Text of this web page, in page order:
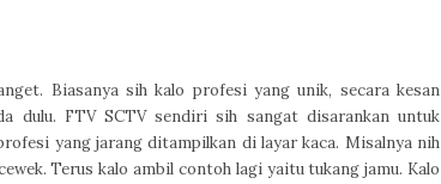
Biasanya sih kalo profesi yang unik, secara kesan
dulu. FTV SCTV sendiri sih sangat disarankan untuk
yang jarang ditampilkan di layar kaca. Misalnya nih
Terus kalo ambil contoh lagi yaitu tukang jamu. Kalo